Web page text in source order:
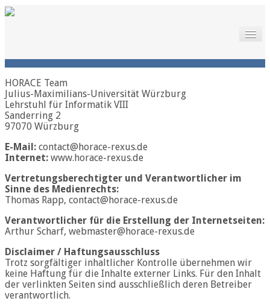
The Project
Launch
The Project
Motivation
Meet the Team
Downloads
Documentation
Gallery
News
News
Press
Links
About
Contact
Legal Notice
HORACE Team
Julius-Maximilians-Universität Würzburg
Lehrstuhl für Informatik VIII
Sanderring 2
97070 Würzburg
E-Mail: contact@horace-rexus.de
Internet: www.horace-rexus.de
Vertretungsberechtigter und Verantwortlicher im
Sinne des Medienrechts:
Thomas Rapp, contact@horace-rexus.de
Verantwortlicher für die Erstellung der Internetseiten:
Arthur Scharf, webmaster@horace-rexus.de
Disclaimer / Haftungsausschluss
Trotz sorgfältiger inhaltlicher Kontrolle übernehmen wir
keine Haftung für die Inhalte externer Links. Für den Inhalt
der verlinkten Seiten sind ausschließlich deren Betreiber
verantwortlich.